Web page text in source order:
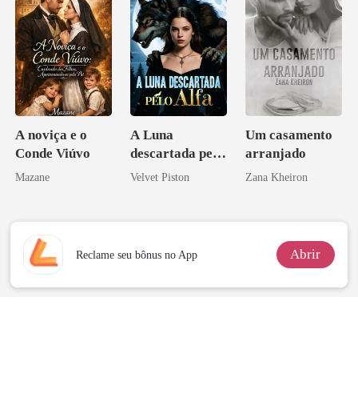
A noviça e o
Conde Viúvo
Mazane
A Luna
descartada pelo
Alfa
Velvet Piston
Um casamento
arranjado
Zana Kheiron
Reclame seu bônus no App Abrir